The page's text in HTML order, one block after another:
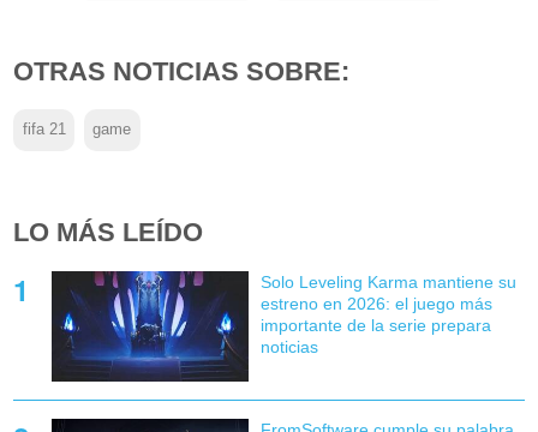
OTRAS NOTICIAS SOBRE:
fifa 21 game
LO MÁS LEÍDO
Solo Leveling Karma mantiene su
estreno en 2026: el juego más
importante de la serie prepara
noticias